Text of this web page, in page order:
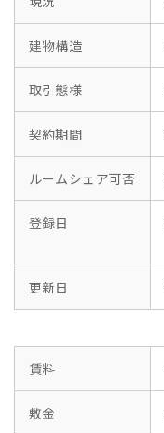
建物構造
取引態様
契約期間
ルームシェア可否
登録日
更新日
賃料
敷金